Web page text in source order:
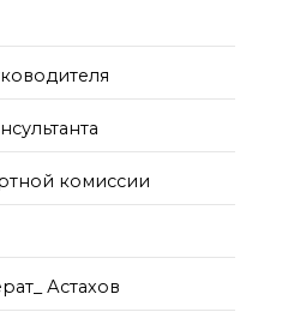
комиссии
Астахов